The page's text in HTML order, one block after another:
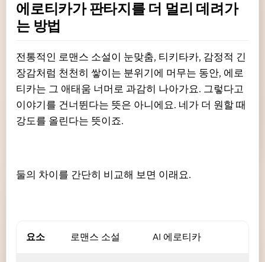
에로티카가 판타지를 더 멀리 데려가
는 방법
전통적인 로맨스 소설이 눈맞춤, 티키타카, 감정적 긴
장감처럼 천천히 쌓이는 분위기에 머무는 동안, 에로
티카는 그 애태움 너머로 과감히 나아가요. 그렇다고
이야기를 건너뛴다는 뜻은 아니에요. 네가 더 원할 때
강도를 올린다는 뜻이죠.
둘의 차이를 간단히 비교해 보면 이래요.
요소 로맨스 소설 AI 에로티카